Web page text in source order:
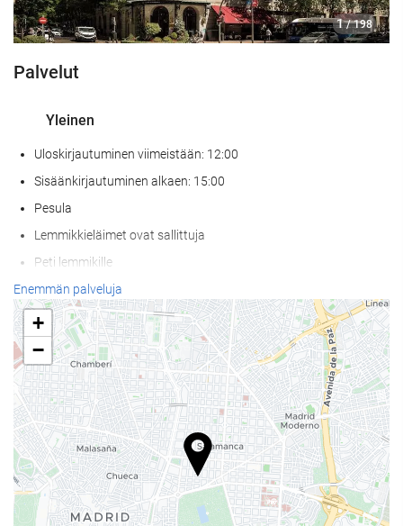
1 / 198
Palvelut
Yleinen
Uloskirjautuminen viimeistään: 12:00
Sisäänkirjautuminen alkaen: 15:00
Pesula
Lemmikkieläimet ovat sallittuja
Peti lemmikille
Ruokakuppi lemmikille
Ilmastoitu
Lämmitys
Hissi
Huoneissa tupakointi kielletty
Kaikki tilat savuttomia (julkiset ja yksityiset)
Äänieristys huoneissa
Wellness
Enemmän palveluja
+
−